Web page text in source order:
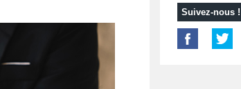
Suivez-nous !